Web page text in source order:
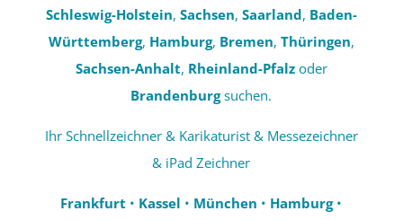
Schleswig-Holstein, Sachsen, Saarland, Baden-
Württemberg, Hamburg, Bremen, Thüringen,
Sachsen-Anhalt, Rheinland-Pfalzoder
Brandenburgsuchen.
Ihr Schnellzeichner & Karikaturist & Messezeichner
& iPad Zeichner
Frankfurt • Kassel • München • Hamburg•